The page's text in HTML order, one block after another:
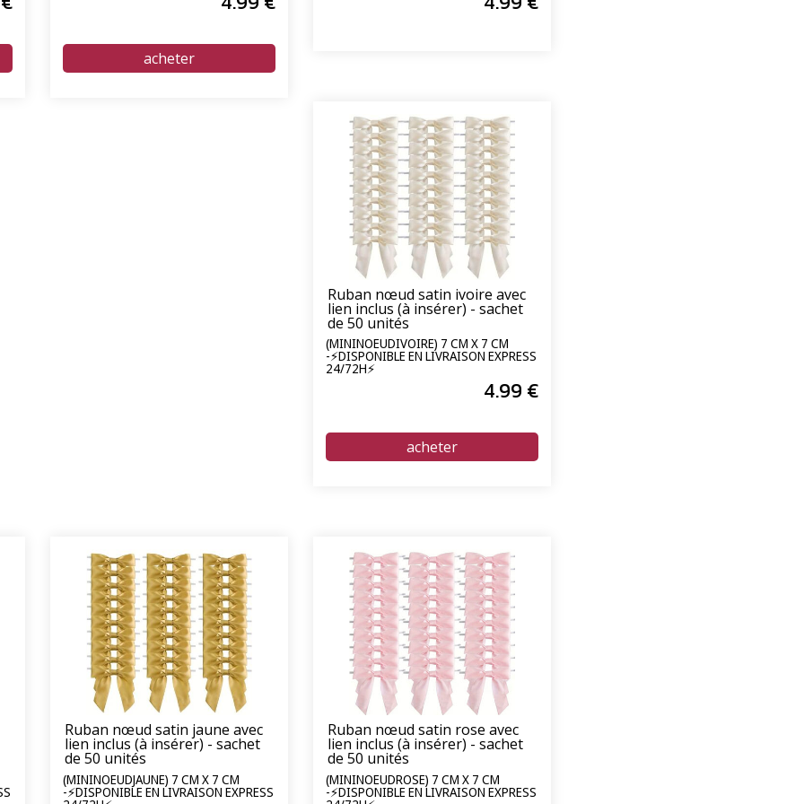
Ruban nœud satin ivoire avec
lien inclus (à insérer) - sachet
de 50 unités
(MININOEUDIVOIRE) 7 CM X 7 CM
-⚡DISPONIBLE EN LIVRAISON EXPRESS
24/72H⚡
4.99 €
Ruban nœud satin jaune avec
lien inclus (à insérer) - sachet
de 50 unités
(MININOEUDJAUNE) 7 CM X 7 CM
-⚡DISPONIBLE EN LIVRAISON EXPRESS
Ruban nœud satin rose avec
lien inclus (à insérer) - sachet
de 50 unités
(MININOEUDROSE) 7 CM X 7 CM
-⚡DISPONIBLE EN LIVRAISON EXPRESS